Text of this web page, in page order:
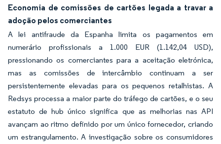
Economia de comissões de cartões legada a travar a
adoção pelos comerciantes
A lei antifraude da Espanha limita os pagamentos em
numerário profissionais a 1.000 EUR (1.142,04 USD),
pressionando os comerciantes para a aceitação eletrónica,
mas as comissões de intercâmbio continuam a ser
persistentemente elevadas para os pequenos retalhistas. A
Redsys processa a maior parte do tráfego de cartões, e o seu
estatuto de hub único significa que as melhorias nas API
avançam ao ritmo definido por um único fornecedor, criando
um estrangulamento. A investigação sobre os consumidores